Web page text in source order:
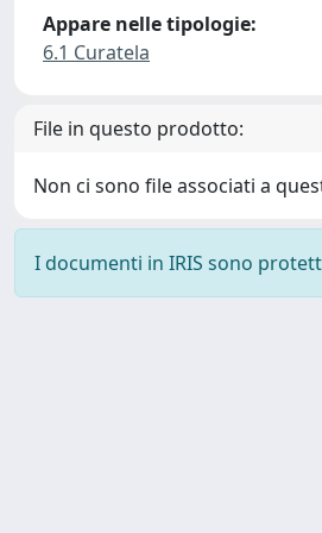
Appare nelle tipologie:
6.1 Curatela
File in questo prodotto:
Non ci sono file associati a
I documenti in IRIS sono